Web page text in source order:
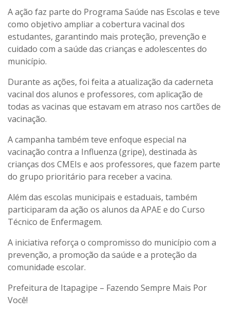
A ação faz parte do Programa Saúde nas Escolas e teve
como objetivo ampliar a cobertura vacinal dos
estudantes, garantindo mais proteção, prevenção e
cuidado com a saúde das crianças e adolescentes do
município.
Durante as ações, foi feita a atualização da caderneta
vacinal dos alunos e professores, com aplicação de
todas as vacinas que estavam em atraso nos cartões de
vacinação.
A campanha também teve enfoque especial na
vacinação contra a Influenza (gripe), destinada às
crianças dos CMEIs e aos professores, que fazem parte
do grupo prioritário para receber a vacina.
Além das escolas municipais e estaduais, também
participaram da ação os alunos da APAE e do Curso
Técnico de Enfermagem.
A iniciativa reforça o compromisso do município com a
prevenção, a promoção da saúde e a proteção da
comunidade escolar.
Prefeitura de Itapagipe – Fazendo Sempre Mais Por
Você!